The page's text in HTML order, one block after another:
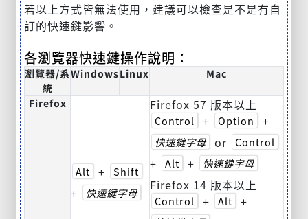
若以上方式皆無法使用，建議可以檢查是不是有自
訂的快速鍵影響。
各瀏覽器快速鍵操作說明：
瀏覽器/系
統
WindowsLinux Mac
Firefox
Alt + Shift
+ 快速鍵字母
Firefox 57 版本以上
Control + Option +
快速鍵字母 or Control
+ Alt + 快速鍵字母
Firefox 14 版本以上
Control + Alt +